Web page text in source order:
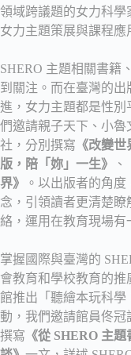
領域跨議題的女力科學
女力主題策展與課程應
SHERO 主題相關書籍
到關注。而在臺灣的出
進，女力主題都是性
們邀請親子天下、小魯
社，分別撰寫 《改變
版，陪「妳」一生》
、
界》
。以出版者的角
念，引領讀者更清楚
絡，運用在教育現場有
掌握國際與臺灣的
會教育和學校教育的推
館推出「聽繪本玩科學
動，我們邀請館員佟
撰寫 《從 SHERO 主